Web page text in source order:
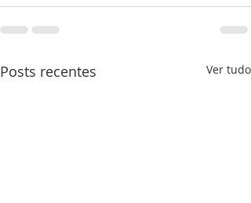
Posts recentes Ver tudo